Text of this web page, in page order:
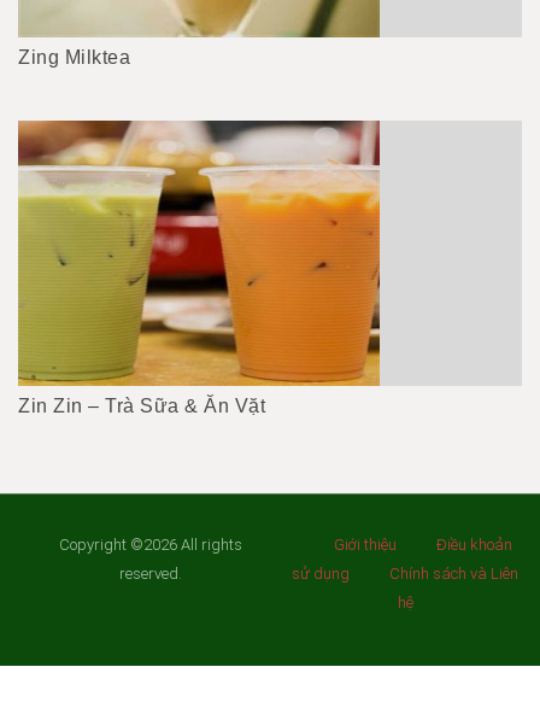
Zing Milktea
Zin Zin – Trà Sữa & Ăn Vặt
Copyright ©2026 All rights
reserved.
Giới thiệu
Điều khoản
sử dụng
Chính sách và Liên
hệ